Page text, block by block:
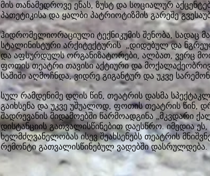
მის თანამედროვე ენას, ზუსტ და სოციალურ
პათეტიკისა და ყალბი პატრიოტიზმის გარეშე
ჰიდრომელიორაციული ტექნიკუმის შენობა, სადაც
სტალინისტური არქიტექტურის „დიდებულ და
და აფსურდულს ორგანიზატორები, ალბათ, ვერც
ფოთის თეატრი თავისი აქტიური და
საშიში აღმოჩნდა, ვიდრე გიგანტურ და უკვე
სულ რამდენიმე დღის წინ, თეატრის დასმა
გაიხსენა და უკვე უშუალოდ, ფოთის თეატრის წინ,
შადრევანის მიდამოებში წარმოადგინა „მკვდარი
დისტანციის გათვალისწინებით დაესწრო. იმედია
ხელმძღვანელობას ისევ შეახსენებს თეატრის
რემონტი გათვალისწინებულ ვადებში დასრულდება.